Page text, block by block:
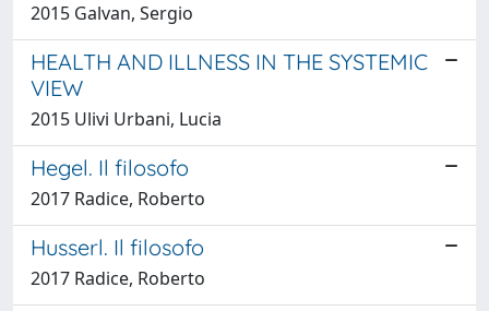
2015 Galvan, Sergio
HEALTH AND ILLNESS IN THE SYSTEMIC
VIEW
2015 Ulivi Urbani, Lucia
Hegel. Il filosofo
2017 Radice, Roberto
Husserl. Il filosofo
2017 Radice, Roberto